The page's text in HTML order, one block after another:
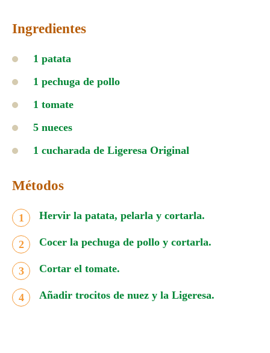
Ingredientes
1 patata
1 pechuga de pollo
1 tomate
5 nueces
1 cucharada de Ligeresa Original
Métodos
Hervir la patata, pelarla y cortarla.
Cocer la pechuga de pollo y cortarla.
Cortar el tomate.
Añadir trocitos de nuez y la Ligeresa.